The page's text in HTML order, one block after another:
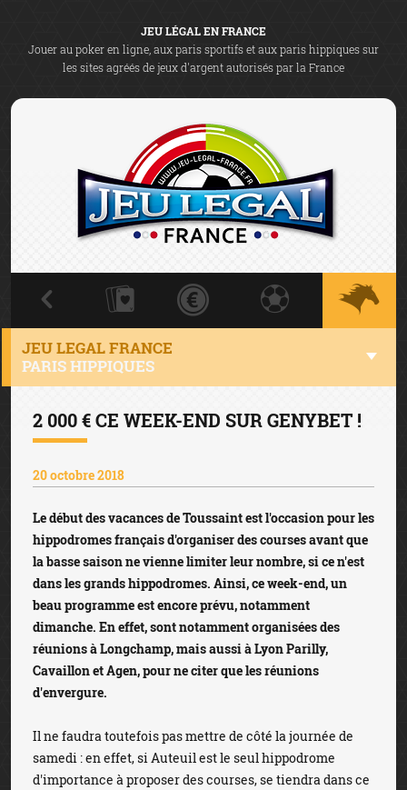
JEU LÉGAL EN FRANCE
Jouer au poker en ligne, aux paris sportifs et aux paris hippiques sur
les sites agréés de jeux d'argent autorisés par la France
JEU LEGAL FRANCE
PARIS HIPPIQUES
2 000 € CE WEEK-END SUR GENYBET !
20 octobre 2018
Le début des vacances de Toussaint est l'occasion pour les
hippodromes français d'organiser des courses avant que
la basse saison ne vienne limiter leur nombre, si ce n'est
dans les grands hippodromes. Ainsi, ce week-end, un
beau programme est encore prévu, notamment
dimanche. En effet, sont notamment organisées des
réunions à Longchamp, mais aussi à Lyon Parilly,
Cavaillon et Agen, pour ne citer que les réunions
d'envergure.
Il ne faudra toutefois pas mettre de côté la journée de
samedi : en effet, si Auteuil est le seul hippodrome
d'importance à proposer des courses, se tiendra dans ce